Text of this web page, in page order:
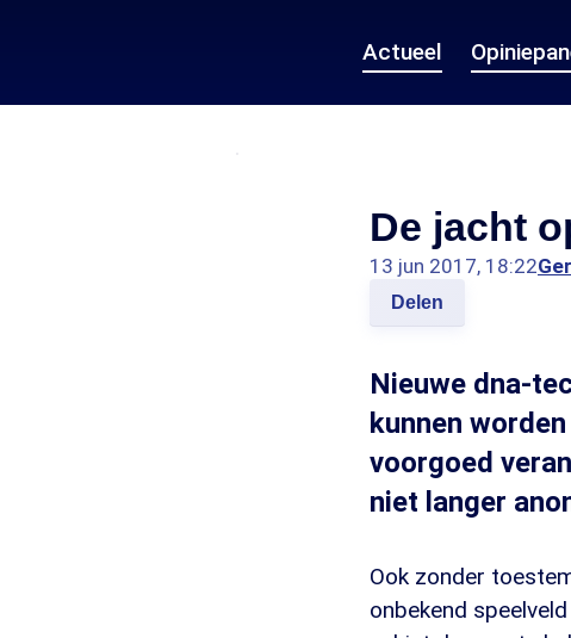
Actueel
De jacht
13 jun 2017, 18:22
Delen
Nieuwe dna-
kunnen
voorgoed
niet langer
Ook zonder
onbekend